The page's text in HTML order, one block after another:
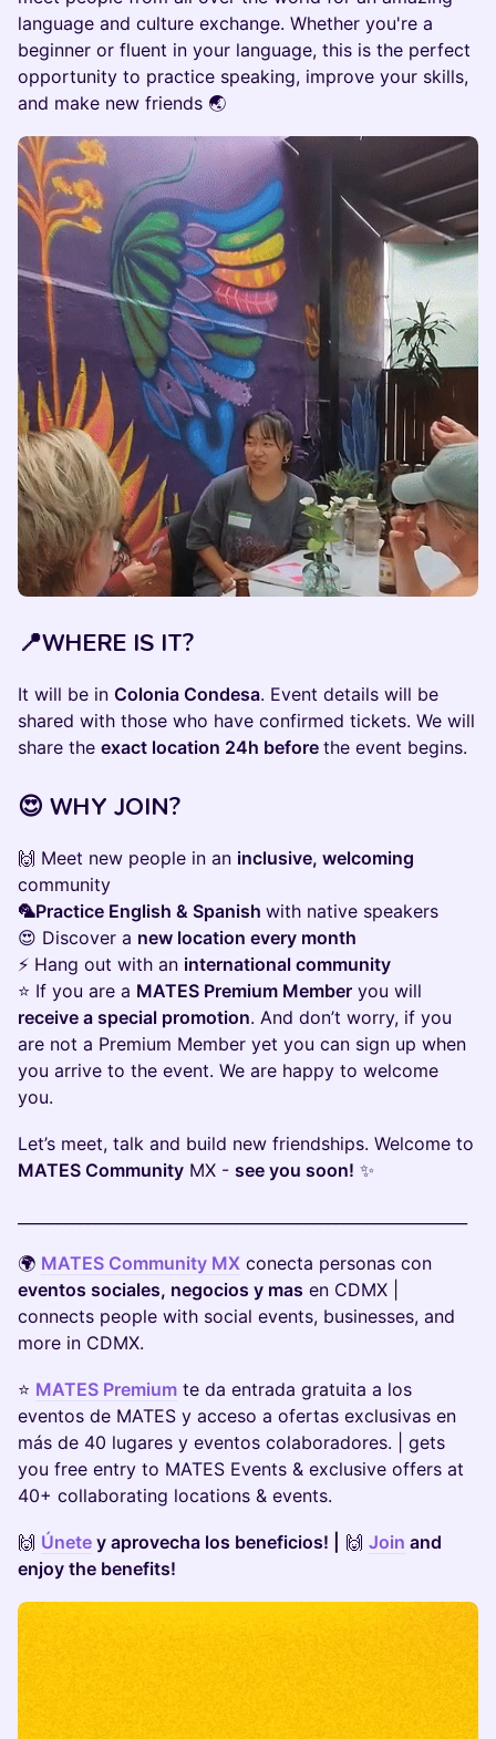
language and culture exchange. Whether you're a
beginner or fluent in your language, this is the perfect
opportunity to practice speaking, improve your skills,
and make new friends 🌏
📍WHERE IS IT?
​It will be in Colonia Condesa. Event details will be
shared with those who have confirmed tickets. We will
share the exact location 24h before the event begins.
😍 WHY JOIN?
🙌 Meet new people in an inclusive, welcoming
community
🦜Practice English & Spanish with native speakers
😍 Discover a new location every month
⚡ Hang out with an international community
⭐ If you are a MATES Premium Member you will
receive a special promotion. And don’t worry, if you
are not a Premium Member yet you can sign up when
you arrive to the event. We are happy to welcome
you.
Let’s meet, talk and build new friendships. Welcome to
MATES Community MX - see you soon! ✨
​🌍 MATES Community MX conecta personas con
eventos sociales, negocios y mas en CDMX |
connects people with social events, businesses, and
more in CDMX.
​⭐ MATES Premium te da entrada gratuita a los
eventos de MATES y acceso a ofertas exclusivas en
más de 40 lugares y eventos colaboradores. | gets
you free entry to MATES Events & exclusive offers at
40+ collaborating locations & events.
​🙌 Únete y aprovecha los beneficios! | ​🙌 Join and
enjoy the benefits!